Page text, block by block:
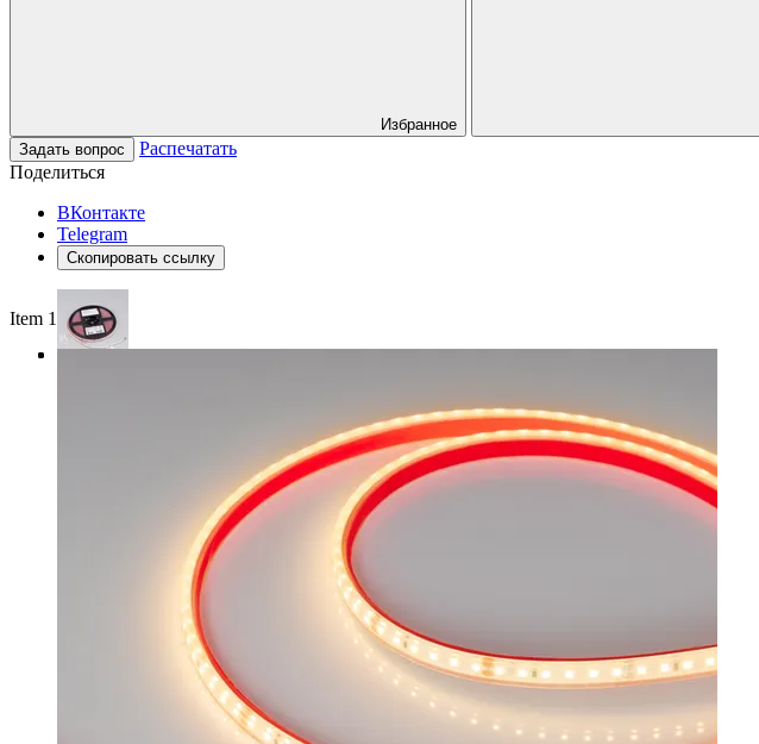
Избранное
Задать вопрос
Распечатать
Поделиться
ВКонтакте
Telegram
Скопировать ссылку
Item 1 of 3